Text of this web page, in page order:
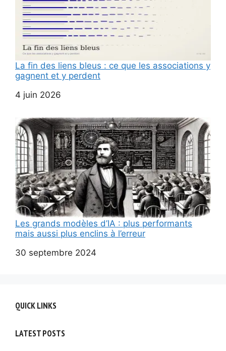
La fin des liens bleus : ce que les associations y
gagnent et y perdent
Date
4 juin 2026
Les grands modèles d’IA : plus performants
mais aussi plus enclins à l’erreur
Date
30 septembre 2024
QUICK LINKS
LATEST POSTS